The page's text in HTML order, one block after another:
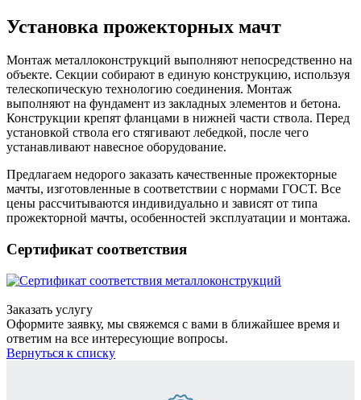
Установка прожекторных мачт
Монтаж металлоконструкций выполняют непосредственно на
объекте. Секции собирают в единую конструкцию, используя
телескопическую технологию соединения. Монтаж
выполняют на фундамент из закладных элементов и бетона.
Конструкции крепят фланцами в нижней части ствола. Перед
установкой ствола его стягивают лебедкой, после чего
устанавливают навесное оборудование.
Предлагаем недорого заказать качественные прожекторные
мачты, изготовленные в соответствии с нормами ГОСТ. Все
цены рассчитываются индивидуально и зависят от типа
прожекторной мачты, особенностей эксплуатации и монтажа.
Сертификат соответствия
Заказать услугу
Оформите заявку, мы свяжемся с вами в ближайшее время и
ответим на все интересующие вопросы.
Вернуться к списку